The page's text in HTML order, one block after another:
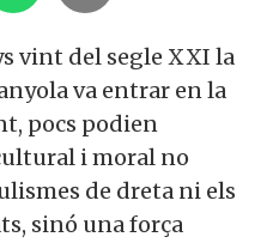
vint del segle XXI la
va entrar en la
pocs podien
i moral no
de dreta ni els
sinó una força